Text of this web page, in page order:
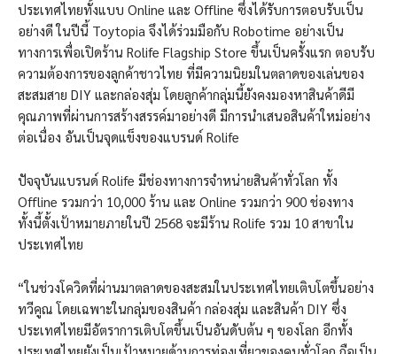
ประเทศไทยทั้งแบบ Online และ Offline ซึ่งได้รับการตอบรับเป็น
อย่างดี ในปีนี้ Toytopia จึงได้ร่วมมือกับ Robotime อย่างเป็น
ทางการเพื่อเปิดร้าน Rolife Flagship Store ขึ้นเป็นครั้งแรก ตอบรับ
ความต้องการของลูกค้าชาวไทย ที่มีความนิยมในตลาดของเล่นของ
สะสมสาย DIY และกล่องสุ่ม โดยลูกค้ากลุ่มนี้ยังคงมองหาสินค้าดีมี
คุณภาพที่ผ่านการสร้างสรรค์มาอย่างดี มีการนำเสนอสินค้าใหม่อย่าง
ต่อเนื่อง อันเป็นจุดแข็งของแบรนด์ Rolife
ปัจจุบันแบรนด์ Rolife มีช่องทางการจำหน่ายสินค้าทั่วโลก ทั้ง
Offline รวมกว่า 10,000 ร้าน และ Online รวมกว่า 900 ช่องทาง
ทั้งนี้ตั้งเป้าหมายภายในปี 2568 จะมีร้าน Rolife รวม 10 สาขาใน
ประเทศไทย
“ในช่วงโควิดที่ผ่านมาตลาดของสะสมในประเทศไทยเติบโตขึ้นอย่าง
ทวีคูณ​ โดยเฉพาะในกลุ่มของสินค้า กล่องสุ่ม และสินค้า DIY ซึ่ง
ประเทศไทยมีอัตราการเติบโตขึ้นเป็นอันดับต้น ๆ ของโลก อีกทั้ง